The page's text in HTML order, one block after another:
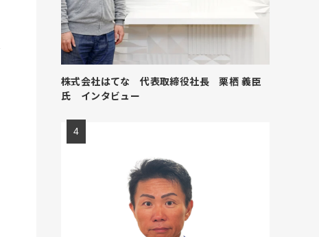
株式会社はてな 代表取締役社長 栗栖 義臣
氏 インタビュー